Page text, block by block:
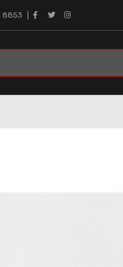
8853